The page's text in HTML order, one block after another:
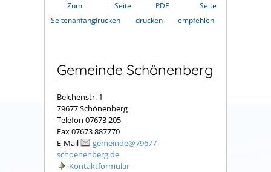
Zum
Seitenanfang
Seite
drucken
PDF
drucken
Seite
empfehlen
Gemeinde Schönenberg
Belchenstr. 1
79677 Schönenberg
Telefon 07673 205
Fax 07673 887770
E-Mail
gemeinde@79677-
schoenenberg.de
Kontaktformular